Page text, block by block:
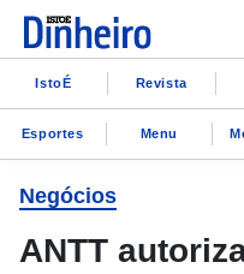
IstoÉ Revista
Esportes Menu
Negócios
ANTT